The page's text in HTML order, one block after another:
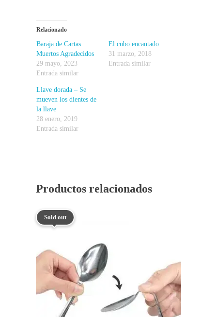
Relacionado
Baraja de Cartas
Muertos Agradecidos
29 mayo, 2023
Entrada similar
El cubo encantado
31 marzo, 2018
Entrada similar
Llave dorada – Se
mueven los dientes de
la llave
28 enero, 2019
Entrada similar
Productos relacionados
Sold out